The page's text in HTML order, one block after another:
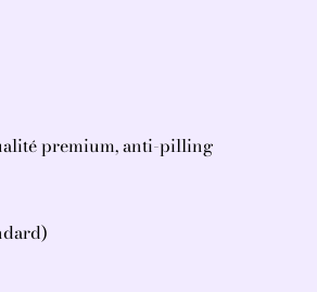
premium, anti-pilling